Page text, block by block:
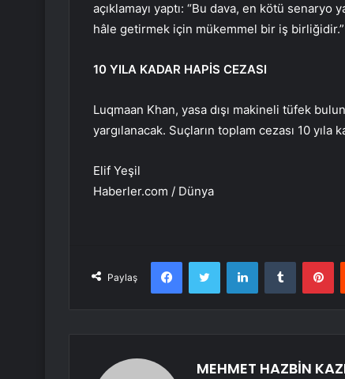
açıklamayı yaptı: “Bu dava, en kötü
hâle getirmek için mükemmel bir iş birliğidir.”
10 YILA KADAR HAPİS CEZASI
Luqmaan Khan, yasa dışı makineli tüfek
yargılanacak. Suçların toplam cezası 10 yıla
Elif Yeşil
Haberler.com / Dünya
Paylaş
FacebookTwitter LinkedInTumblr
MEHMET HAZBİN